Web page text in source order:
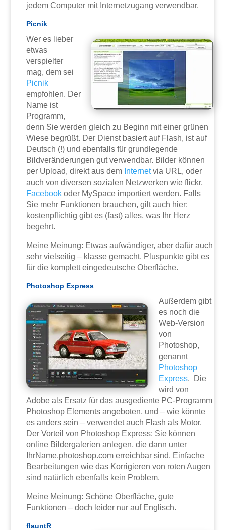
jedem Computer mit Internetzugang verwendbar.
Picnik
Wer es lieber
etwas
verspielter
mag, dem sei
Picnik
empfohlen. Der
Name ist
Programm,
denn Sie werden gleich zu Beginn mit einer grünen
Wiese begrüßt. Der Dienst basiert auf Flash, ist auf
Deutsch (!) und ebenfalls für grundlegende
Bildveränderungen gut verwendbar. Bilder können
per Upload, direkt aus dem Internetvia URL, oder
auch von diversen sozialen Netzwerken wie flickr,
Facebook oder MySpace importiert werden. Falls
Sie mehr Funktionen brauchen, gilt auch hier:
kostenpflichtig gibt es (fast) alles, was Ihr Herz
begehrt.
Meine Meinung: Etwas aufwändiger, aber dafür auch
sehr vielseitig – klasse gemacht. Pluspunkte gibt es
für die komplett eingedeutsche Oberfläche.
Photoshop Express
Außerdem gibt
es noch die
Web-Version
von
Photoshop,
genannt
Photoshop
Express. Die
wird von
Adobe als Ersatz für das ausgediente PC-Programm
Photoshop Elements angeboten, und – wie könnte
es anders sein – verwendet auch Flash als Motor.
Der Vorteil von Photoshop Express: Sie können
online Bildergalerien anlegen, die dann unter
IhrName.photoshop.com erreichbar sind. Einfache
Bearbeitungen wie das Korrigieren von roten Augen
sind natürlich ebenfalls kein Problem.
Meine Meinung: Schöne Oberfläche, gute
Funktionen – doch leider nur auf Englisch.
flauntR